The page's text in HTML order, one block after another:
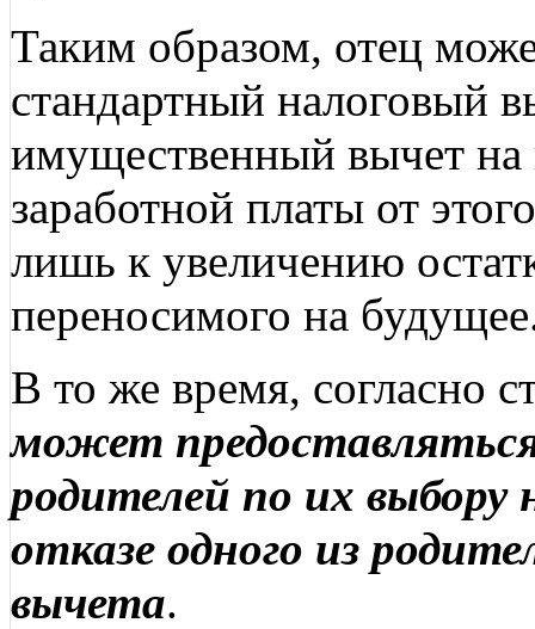
Таким образом, отец
стандартный налоговый
имущественный вычет на
заработной платы от
лишь к увеличению
переносимого на
В то же время, согласно
может
родителей по их выбору
отказе одного из
вычета.